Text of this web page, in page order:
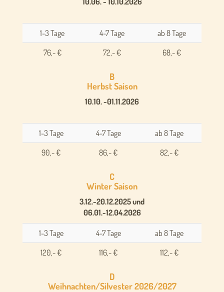
1-3 Tage 4-7 Tage
ab 8 Tage
76,- €
72,- € 68,- €
B
Herbst Saison
10.10. -01.11.2026
1-3 Tage 4-7 Tage
ab 8 Tage
90,- €
86,- € 82,- €
C
Winter Saison
3.12.-20.12.2025 und
06.01.-12.04.2026
1-3 Tage 4-7 Tage
ab 8 Tage
120,- €
116,- € 112,- €
D
Weihnachten/Silvester 2026/2027